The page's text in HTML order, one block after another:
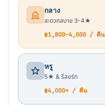
กลาง
สะดวกสบาย 3-4★
฿1,800–4,000 / คืน
หรู
5★ & รีสอร์ท
฿4,000+ / คืน